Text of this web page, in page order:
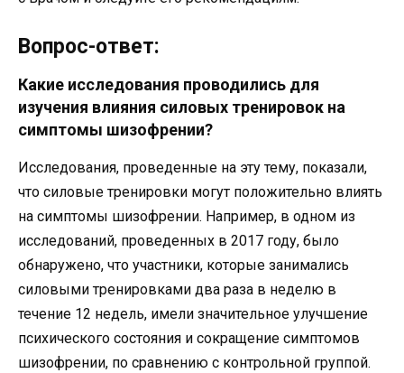
Вопрос-ответ:
Какие исследования проводились для
изучения влияния силовых тренировок на
симптомы шизофрении?
Исследования, проведенные на эту тему, показали,
что силовые тренировки могут положительно влиять
на симптомы шизофрении. Например, в одном из
исследований, проведенных в 2017 году, было
обнаружено, что участники, которые занимались
силовыми тренировками два раза в неделю в
течение 12 недель, имели значительное улучшение
психического состояния и сокращение симптомов
шизофрении, по сравнению с контрольной группой.